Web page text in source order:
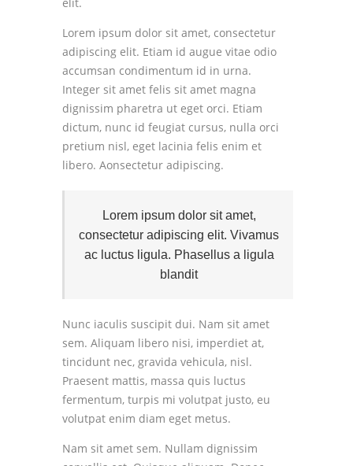
Lorem ipsum dolor sit amet, consectetur
adipiscing elit. Etiam id augue vitae odio
accumsan condimentum id in urna.
Integer sit amet felis sit amet magna
dignissim pharetra ut eget orci. Etiam
dictum, nunc id feugiat cursus, nulla orci
pretium nisl, eget lacinia felis enim et
libero.
Lorem ipsum dolor sit amet,
consectetur adipiscing elit. Vivamus
ac luctus ligula. Phasellus a ligula
blandit
Aonsectetur adipiscing.
Nunc iaculis suscipit dui. Nam sit amet
sem. Aliquam libero nisi, imperdiet at,
tincidunt nec, gravida vehicula, nisl.
Praesent mattis, massa quis luctus
fermentum, turpis mi volutpat justo, eu
volutpat enim diam eget metus.
Nam sit amet sem. Nullam dignissim